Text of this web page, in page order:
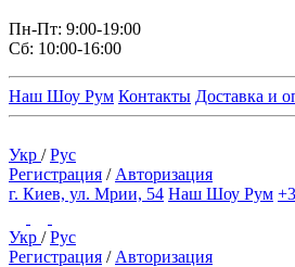
Пн-Пт: 9:00-19:00
Сб: 10:00-16:00
Наш Шоу Рум Контакты Доставка и
Укр /Рус
Регистрация / Авторизация
г. Киев, ул. Мрии, 54 Наш Шоу Рум
Укр /Рус
Регистрация / Авторизация